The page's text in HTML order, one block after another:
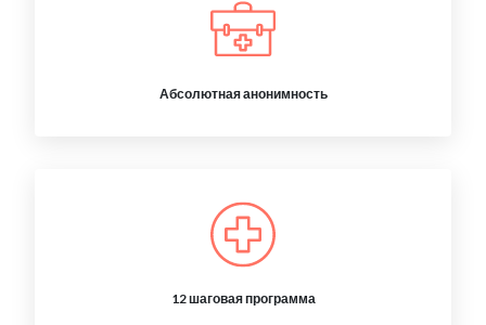
Абсолютная анонимность
12 шаговая программа